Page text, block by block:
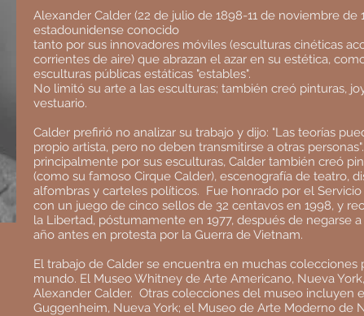
Alexander Calder (22 de julio de 1898-11 de noviembre de
estadounidense conocido
tanto por sus innovadores móviles (esculturas cinéticas
corrientes de aire) que abrazan el azar en su estética,
esculturas públicas estáticas "estables".
No limitó su arte a las esculturas; también creó pinturas,
vestuario.
Calder prefirió no analizar su trabajo y dijo: "Las teorías
propio artista, pero no deben transmitirse a otras personas".
principalmente por sus esculturas, Calder también creó
(como su famoso Cirque Calder), escenografía de teatro,
alfombras y carteles políticos. Fue honrado por el
con un juego de cinco sellos de 32 centavos en 1998, y
la Libertad, póstumamente en 1977, después de negarse
año antes en protesta por la Guerra de Vietnam.
El trabajo de Calder se encuentra en muchas
mundo. El Museo Whitney de Arte Americano, Nueva
Alexander Calder. Otras colecciones del museo incluyen
Guggenheim, Nueva York; el Museo de Arte Moderno de